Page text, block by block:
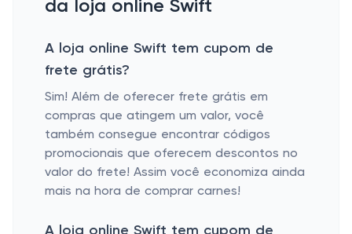
da loja online Swift
A loja online Swift tem cupom de
frete grátis?
Sim! Além de oferecer frete grátis em
compras que atingem um valor, você
também consegue encontrar códigos
promocionais que oferecem descontos no
valor do frete! Assim você economiza ainda
mais na hora de comprar carnes!
A loja online Swift tem cupom de